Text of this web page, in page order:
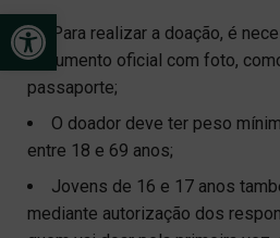
Open toolbar
Para realizar a doação, é
documento oficial com foto,
passaporte;
O doador deve ter peso
entre 18 e 69 anos;
Jovens de 16 e 17 anos
mediante autorização dos